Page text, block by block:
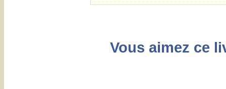
Vous aimez ce